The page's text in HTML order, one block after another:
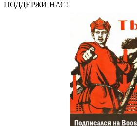
ПОДДЕРЖИ НАС!